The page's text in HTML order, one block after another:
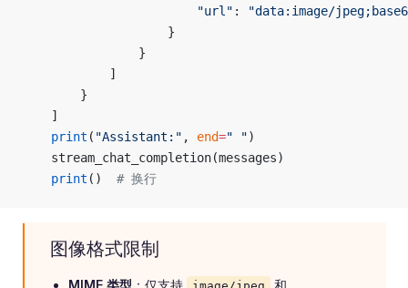
                        "url"
:
"data:image/
                    }
                }
            ]
        }
    ]
    print
( "Assistant:" , end=" ")
    stream_chat_completion(messages)
    print
() # 换行
图像格式限制
MIME 类型 ：仅支持 和